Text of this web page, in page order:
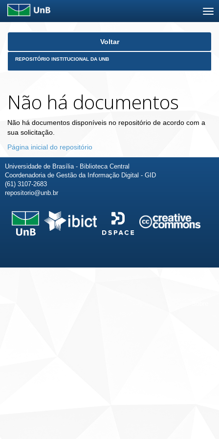
Skip
Voltar
REPOSITÓRIO INSTITUCIONAL DA UNB
Não há documentos
Não há documentos disponíveis no repositório de acordo com a
sua solicitação.
Página inicial do repositório
Universidade de Brasília - Biblioteca Central
Coordenadoria de Gestão da Informação Digital - GID
(61) 3107-2683
repositorio@unb.br